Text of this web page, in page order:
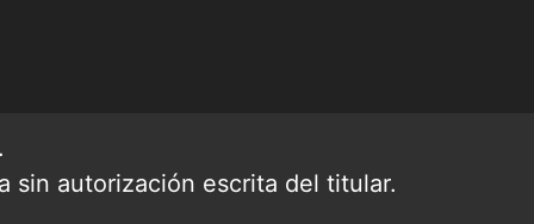
sin autorización escrita del titular.